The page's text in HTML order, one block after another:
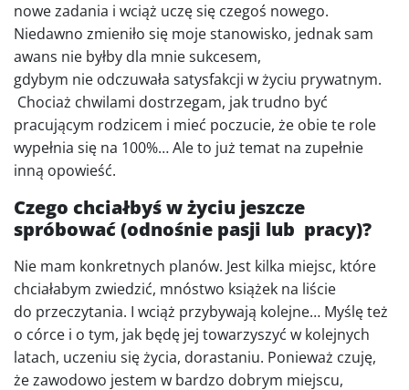
nowe zadania i wciąż uczę się czegoś nowego.
Niedawno zmieniło się moje stanowisko, jednak sam
awans nie byłby dla mnie sukcesem,
gdybym nie odczuwała satysfakcji w życiu prywatnym.
Chociaż chwilami dostrzegam, jak trudno być
pracującym rodzicem i mieć poczucie, że obie te role
wypełnia się na 100%… Ale to już temat na zupełnie
inną opowieść.
Czego chciałbyś w życiu jeszcze
spróbować (odnośnie pasji lub pracy)?
Nie mam konkretnych planów. Jest kilka miejsc, które
chciałabym zwiedzić, mnóstwo książek na liście
do przeczytania. I wciąż przybywają kolejne… Myślę też
o córce i o tym, jak będę jej towarzyszyć w kolejnych
latach, uczeniu się życia, dorastaniu. Ponieważ czuję,
że zawodowo jestem w bardzo dobrym miejscu,